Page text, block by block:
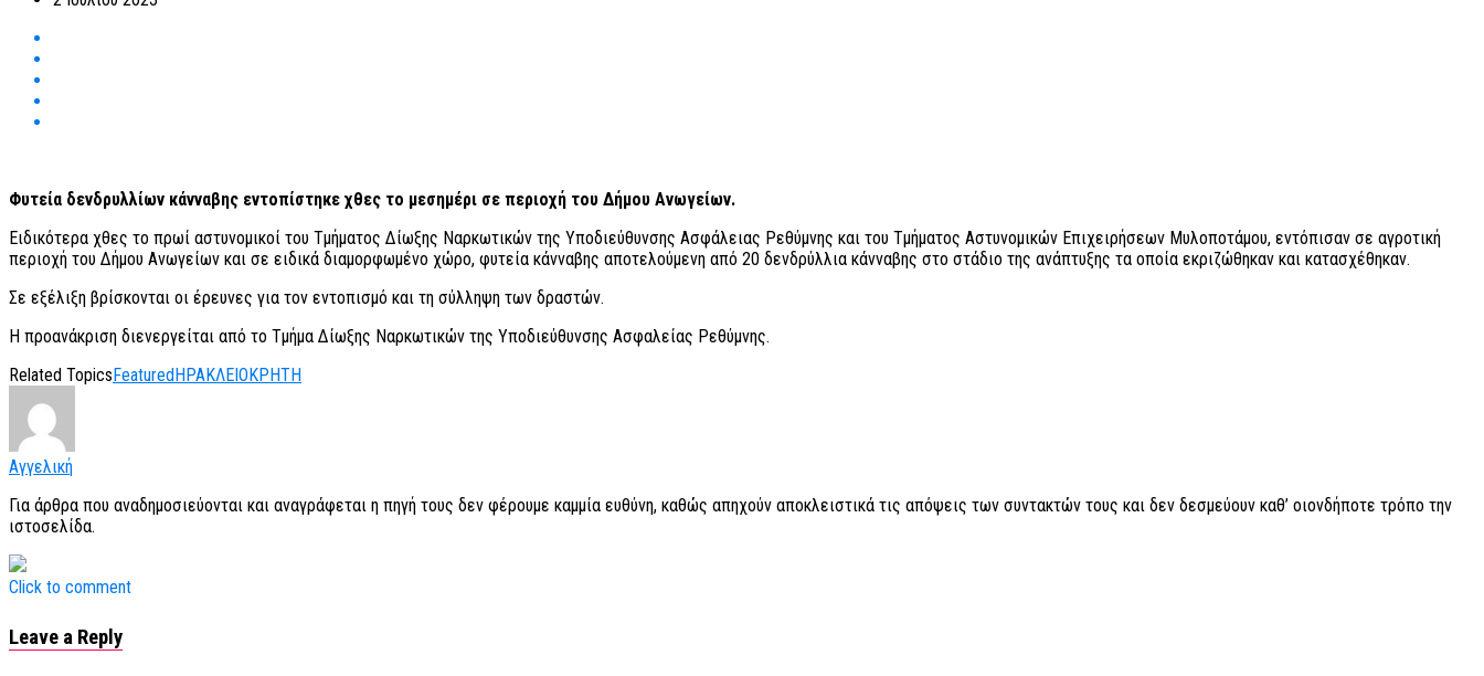
Φυτεία δενδρυλλίων κάνναβης εντοπίστηκε χθες το μεσημέρι σε περιοχή του Δήμου Ανωγείων.
Ειδικότερα χθες το πρωί αστυνομικοί του Τμήματος Δίωξης Ναρκωτικών της Υποδιεύθυνσης Ασφάλειας Ρεθύμνης και του Τμήματος Αστυνομικών Επιχειρήσεων Μυλοποτάμου, εντόπισαν σε αγροτική
περιοχή του Δήμου Ανωγείων και σε ειδικά διαμορφωμένο χώρο, φυτεία κάνναβης αποτελούμενη από 20 δενδρύλλια κάνναβης στο στάδιο της ανάπτυξης τα οποία εκριζώθηκαν και κατασχέθηκαν.
Σε εξέλιξη βρίσκονται οι έρευνες για τον εντοπισμό και τη σύλληψη των δραστών.
Η προανάκριση διενεργείται από το Τμήμα Δίωξης Ναρκωτικών της Υποδιεύθυνσης Ασφαλείας Ρεθύμνης.
Related Topics Featured ΗΡΑΚΛΕΙΟΚΡΗΤΗ
Αγγελική
Για άρθρα που αναδημοσιεύονται και αναγράφεται η πηγή τους δεν φέρουμε καμμία ευθύνη, καθώς απηχούν αποκλειστικά τις απόψεις των συντακτών τους και δεν δεσμεύουν καθ’ οιονδήποτε τρόπο την
ιστοσελίδα.
Click to comment
Leave a Reply